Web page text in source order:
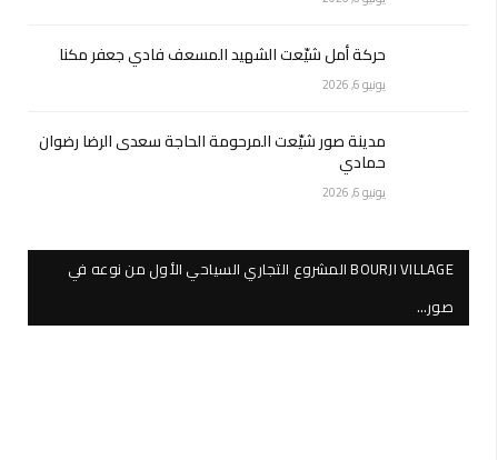
حركة أمل شيّعت الشهيد المسعف فادي جعفر مكنا
يونيو 6, 2026
مدينة صور شيّعت المرحومة الحاجة سعدى الرضا رضوان
حمادي
يونيو 6, 2026
BOURJI VILLAGE المشروع التجاري السياحي الأول من نوعه في
صور…